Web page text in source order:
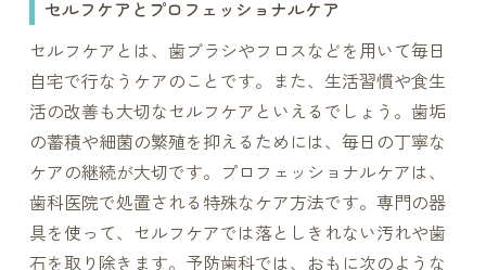
セルフケアとプロフェッショナルケア
セルフケアとは、歯ブラシやフロスなどを用いて毎日
自宅で行なうケアのことです。また、生活習慣や食生
活の改善も大切なセルフケアといえるでしょう。歯垢
の蓄積や細菌の繁殖を抑えるためには、毎日の丁寧な
ケアの継続が大切です。プロフェッショナルケアは、
歯科医院で処置される特殊なケア方法です。専門の器
具を使って、セルフケアでは落としきれない汚れや歯
石を取り除きます。予防歯科では、おもに次のような